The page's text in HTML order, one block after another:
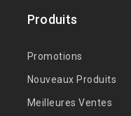
Produits
Promotions
Nouveaux Produits
Meilleures Ventes